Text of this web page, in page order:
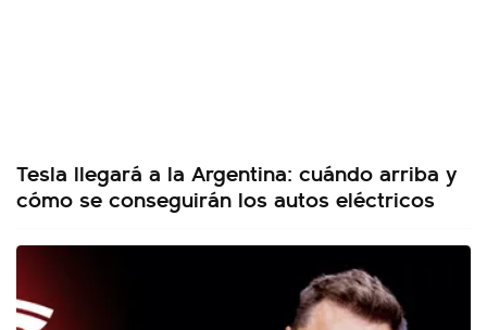
Tesla llegará a la Argentina: cuándo arriba y
cómo se conseguirán los autos eléctricos